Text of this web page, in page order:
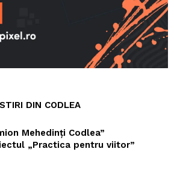
DIN CODLEA
Mehedinți Codlea”
„Practica pentru viitor”